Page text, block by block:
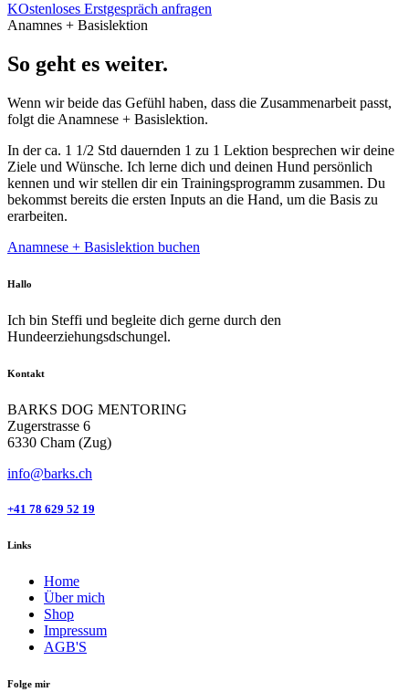
KOstenloses Erstgespräch anfragen
Anamnes + Basislektion
So geht es weiter.
Wenn wir beide das Gefühl haben, dass die Zusammenarbeit passt,
folgt die Anamnese + Basislektion.
In der ca. 1 1/2 Std dauernden 1 zu 1 Lektion besprechen wir deine
Ziele und Wünsche. Ich lerne dich und deinen Hund persönlich
kennen und wir stellen dir ein Trainingsprogramm zusammen. Du
bekommst bereits die ersten Inputs an die Hand, um die Basis zu
erarbeiten.
Anamnese + Basislektion buchen
Hallo
Ich bin Steffi und begleite dich gerne durch den
Hundeerziehungsdschungel.
Kontakt
BARKS DOG MENTORING
Zugerstrasse 6
6330 Cham (Zug)
info@barks.ch
+41 78 629 52 19
Links
Home
Über mich
Shop
Impressum
AGB'S
Folge mir